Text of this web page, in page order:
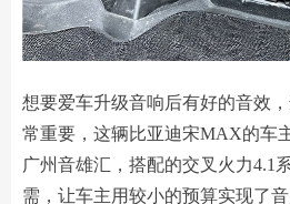
想要爱车升级音响后有好的音效
常重要，这辆比亚迪宋MAX的车
广州音雄汇，搭配的交叉火力4.1
需，让车主用较小的预算实现了音